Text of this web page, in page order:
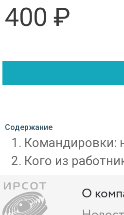
400 ₽
Содержание
Командировки:
Кого из
О